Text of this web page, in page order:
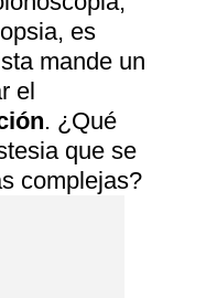
es
mande un
el
. ¿Qué
que se
complejas?